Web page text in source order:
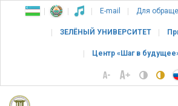
E-mail Для
ЗЕЛЁНЫЙ УНИВЕРСИТЕТ
Центр «Шаг в